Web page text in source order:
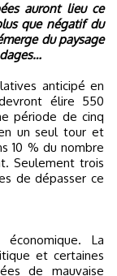
que négatif du
du paysage
anticipé en
élire 550
période de cinq
un seul tour et
10 % du nombre
Seulement trois
de dépasser ce
La
et certaines
de mauvaise